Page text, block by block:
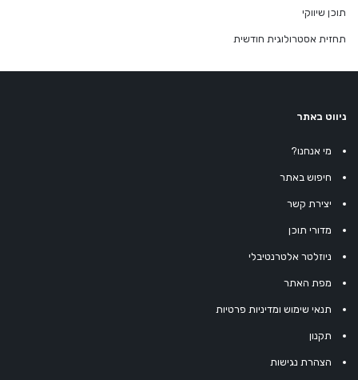
תוכן שיווקי
תחזית אסטרולוגית חודשית
ניווט באתר
מי אנחנו?
חיפוש באתר
יצירת קשר
מדורי תוכן
ניוזלטר אלטרנטיבלי
מפת האתר
תנאי שימוש ומדיניות פרטיות
תקנון
הצהרת נגישות